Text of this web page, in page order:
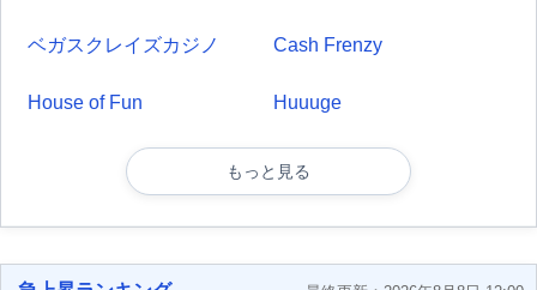
ベガスクレイズカジノ Cash Frenzy
House of Fun Huuuge
もっと見る